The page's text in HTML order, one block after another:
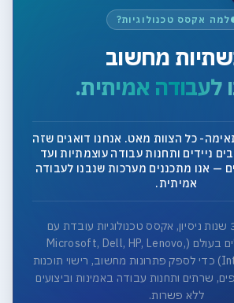
למה אקסס טכנולוגיות?
מחשוב
לעבודה אמיתית.
כל הצוות מאט. אנחנו דואגים שזה
ניידים ותחנות עבודה עוצמתיות ועד
— אנו מתכננים מערכות שנבנו לעבודה
אמיתית.
עם למעלה מ-35 שנות ניסיון, אקסס טכנולוגיות עובדת עם
המותגים המובילים בעולם (Microsoft, Dell, HP, Lenovo,
Intel, AMD, NVIDIA) כדי לספק פתרונות מחשוב, רישוי תוכנות
שרתים ותחנות עבודה באמינות וביצועים
ללא פשרות.